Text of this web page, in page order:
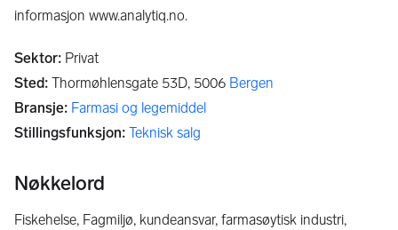
informasjon www.analytiq.no.
Sektor: Privat
Sted: Thormøhlensgate 53D, 5006 Bergen
Bransje: Farmasi og legemiddel
Stillingsfunksjon: Teknisk salg
Nøkkelord
Fiskehelse, Fagmiljø, kundeansvar, farmasøytisk industri,